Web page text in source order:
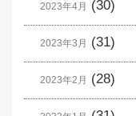
2023年4月 (30)
2023年3月 (31)
2023年2月 (28)